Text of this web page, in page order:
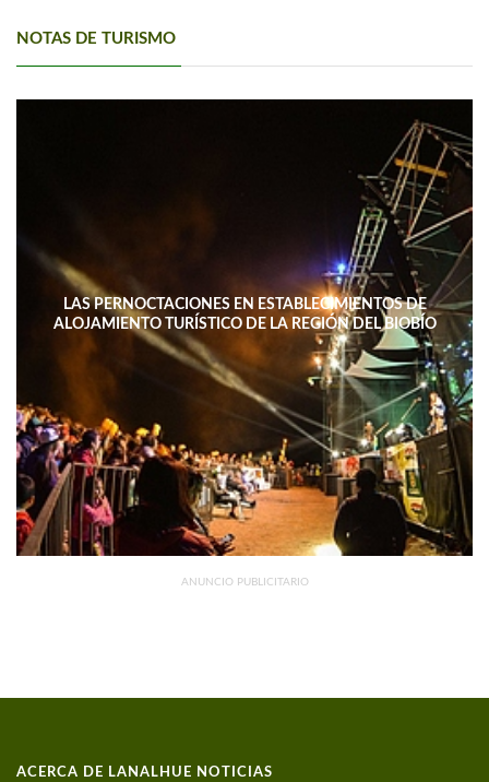
NOTAS DE TURISMO
LAS PERNOCTACIONES EN ESTABLECIMIENTOS DE
ALOJAMIENTO TURÍSTICO DE LA REGIÓN DEL BIOBÍO
DISMINUYERON 15,4% INTERANUAL
ANUNCIO PUBLICITARIO
ACERCA DE LANALHUE NOTICIAS